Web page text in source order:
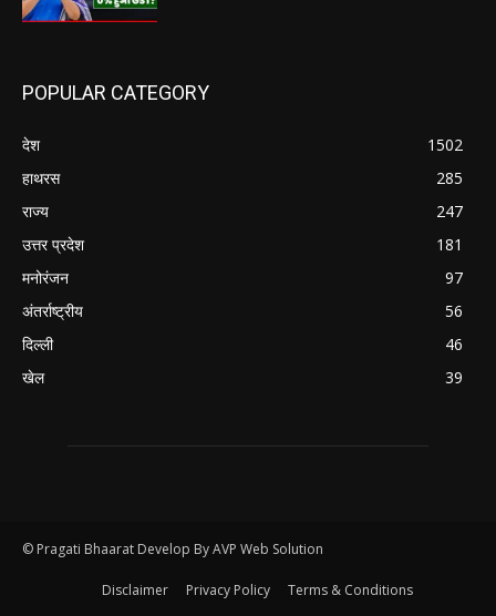
POPULAR CATEGORY
देश
1502
हाथरस
285
राज्य
247
उत्तर प्रदेश
181
मनोरंजन
97
अंतर्राष्ट्रीय
56
दिल्ली
46
खेल
39
© Pragati Bhaarat Develop By AVP Web Solution
Disclaimer Privacy Policy Terms & Conditions